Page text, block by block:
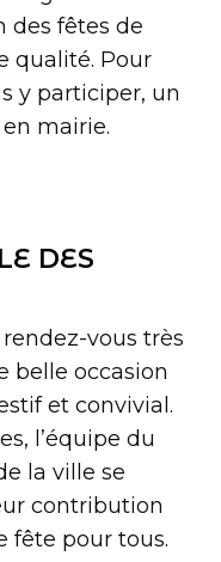
des fêtes de
qualité. Pour
y participer, un
mairie.
DES
vous très
belle occasion
et convivial.
l’équipe du
la ville se
contribution
fête pour tous.